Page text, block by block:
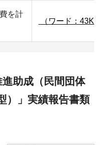
を計
（ワード：43KB
助成（民間団体
）」実績報告書類